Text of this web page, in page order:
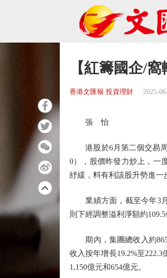
【紅籌國企/
香港文匯報 投資理財 2025-
張 怡
港股於6月第二個交易周
0），股價昨發力炒上，一
紓緩，料有利該股升勢進一
業績方面，截至今年3月
則下經調整溢利淨額約
期內，集團總收入約
收入按年增長19.2%至
1,150億元和654億元。